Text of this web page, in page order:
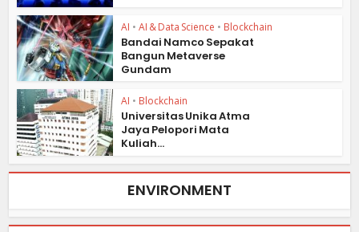
AI • AI & Data Science • Blockchain
Bandai Namco Sepakat
Bangun Metaverse
Gundam
AI • Blockchain
Universitas Unika Atma
Jaya Pelopori Mata
Kuliah...
ENVIRONMENT